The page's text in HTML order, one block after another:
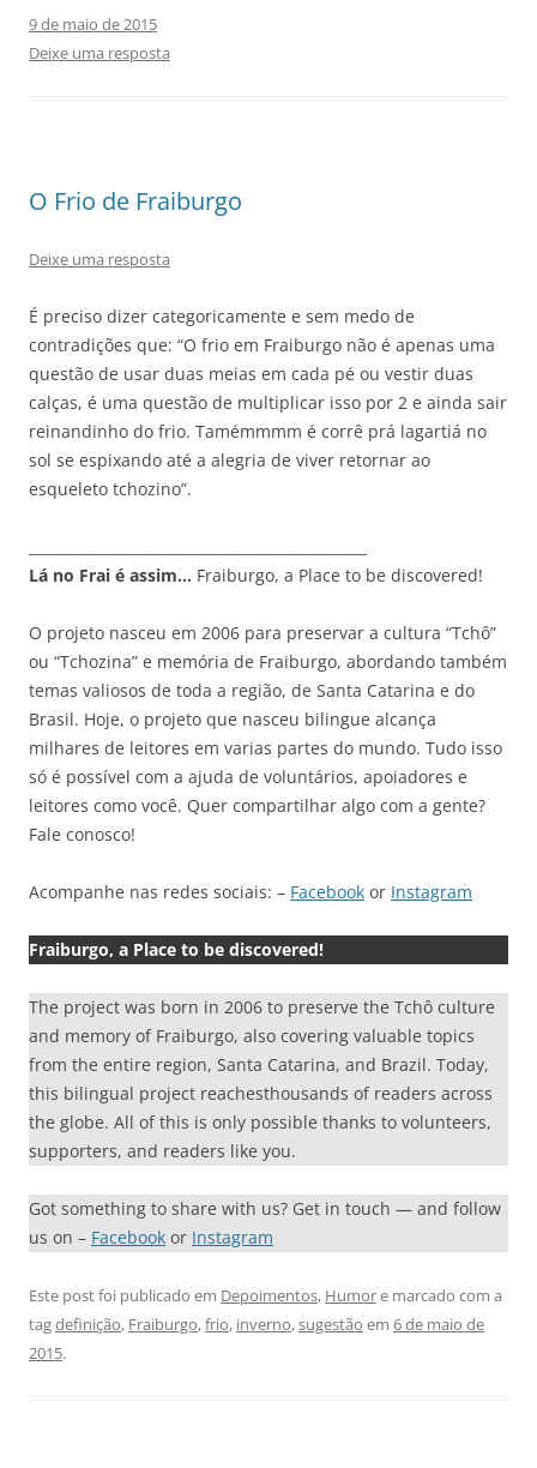
9 de maio de 2015
Deixe uma resposta
O Frio de Fraiburgo
Deixe uma resposta
É preciso dizer categoricamente e sem medo de
contradições que: “O frio em Fraiburgo não é apenas uma
questão de usar duas meias em cada pé ou vestir duas
calças, é uma questão de multiplicar isso por 2 e ainda sair
reinandinho do frio. Tamémmmm é corrê prá lagartiá no
sol se espixando até a alegria de viver retornar ao
esqueleto tchozino”.
Lá no Frai é assim… Fraiburgo, a Place to be discovered!
O projeto nasceu em 2006 para preservar a cultura “Tchô”
ou “Tchozina” e memória de Fraiburgo, abordando também
temas valiosos de toda a região, de Santa Catarina e do
Brasil. Hoje, o projeto que nasceu bilingue alcança
milhares de leitores em varias partes do mundo. Tudo isso
só é possível com a ajuda de voluntários, apoiadores e
leitores como você. Quer compartilhar algo com a gente?
Fale conosco!
Acompanhe nas redes sociais: – Facebook or Instagram
Fraiburgo, a Place to be discovered!
The project was born in 2006 to preserve the Tchô culture
and memory of Fraiburgo, also covering valuable topics
from the entire region, Santa Catarina, and Brazil. Today,
this bilingual project reachesthousands of readers across
the globe. All of this is only possible thanks to volunteers,
supporters, and readers like you.
Got something to share with us? Get in touch — and follow
us on – Facebook or Instagram
Este post foi publicado em Depoimentos, Humore marcado com a
tagdefinição, Fraiburgo,frio, inverno,sugestão em 6 de maio de
2015.